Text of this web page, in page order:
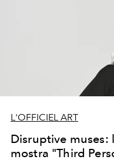
L'OFFICIEL ART
Disruptive muses:
mostra "Third